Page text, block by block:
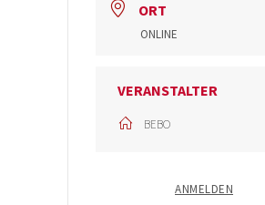
ORT
ONLINE
VERANSTALTER
BEBO
ANMELDEN